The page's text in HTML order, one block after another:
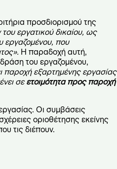
προσδιορισμού της
εργατικού δικαίου, ως
εργαζομένου, που
Η παραδοχή αυτή,
του εργαζομένου,
παροχή εξαρτημένης εργασίας
σεετοιμότητα προς παροχή
Οι συμβάσεις
οριοθέτησης εκείνης
τις διέπουν.